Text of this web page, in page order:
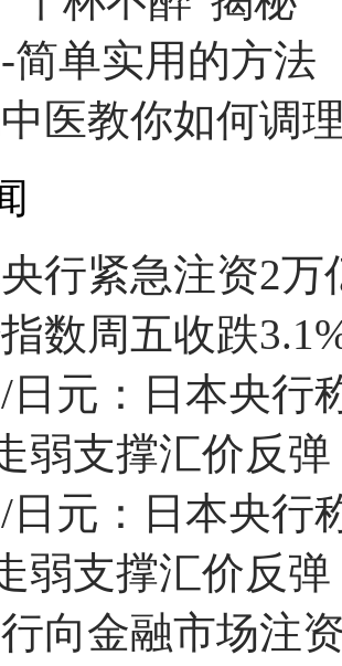
简单实用的方法
医教你如何调
行紧急注资2万
数周五收跌
日元：日本央行
弱支撑汇价反弹
日元：日本央行
弱支撑汇价反弹
向金融市场注